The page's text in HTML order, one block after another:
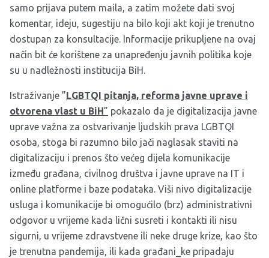
samo prijava putem maila, a zatim možete dati svoj
komentar, ideju, sugestiju na bilo koji akt koji je trenutno
dostupan za konsultacije. Informacije prikupljene na ovaj
način bit će korištene za unapređenju javnih politika koje
su u nadležnosti institucija BiH.
Istraživanje ”LGBTQI pitanja, reforma javne uprave i
otvorena vlast u BiH” pokazalo da je digitalizacija javne
uprave važna za ostvarivanje ljudskih prava LGBTQI
osoba, stoga bi razumno bilo jači naglasak staviti na
digitalizaciju i prenos što većeg dijela komunikacije
između građana, civilnog društva i javne uprave na IT i
online platforme i baze podataka. Viši nivo digitalizacije
usluga i komunikacije bi omogućilo (brz) administrativni
odgovor u vrijeme kada lični susreti i kontakti ili nisu
sigurni, u vrijeme zdravstvene ili neke druge krize, kao što
je trenutna pandemija, ili kada građani_ke pripadaju